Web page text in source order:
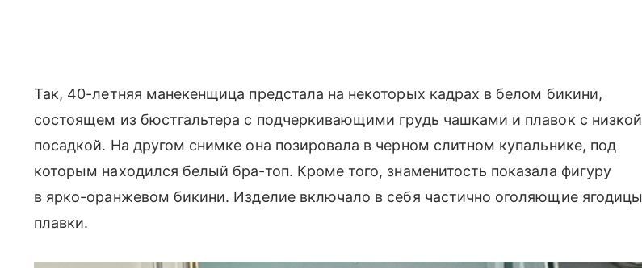
Так, 40-летняя манекенщица предстала на некоторых кадрах в белом бикини,
состоящем из бюстгальтера с подчеркивающими грудь чашками и плавок с низкой
посадкой. На другом снимке она позировала в черном слитном купальнике, под
которым находился белый бра-топ. Кроме того, знаменитость показала фигуру
в ярко-оранжевом бикини. Изделие включало в себя частично оголяющие ягодицы
плавки.